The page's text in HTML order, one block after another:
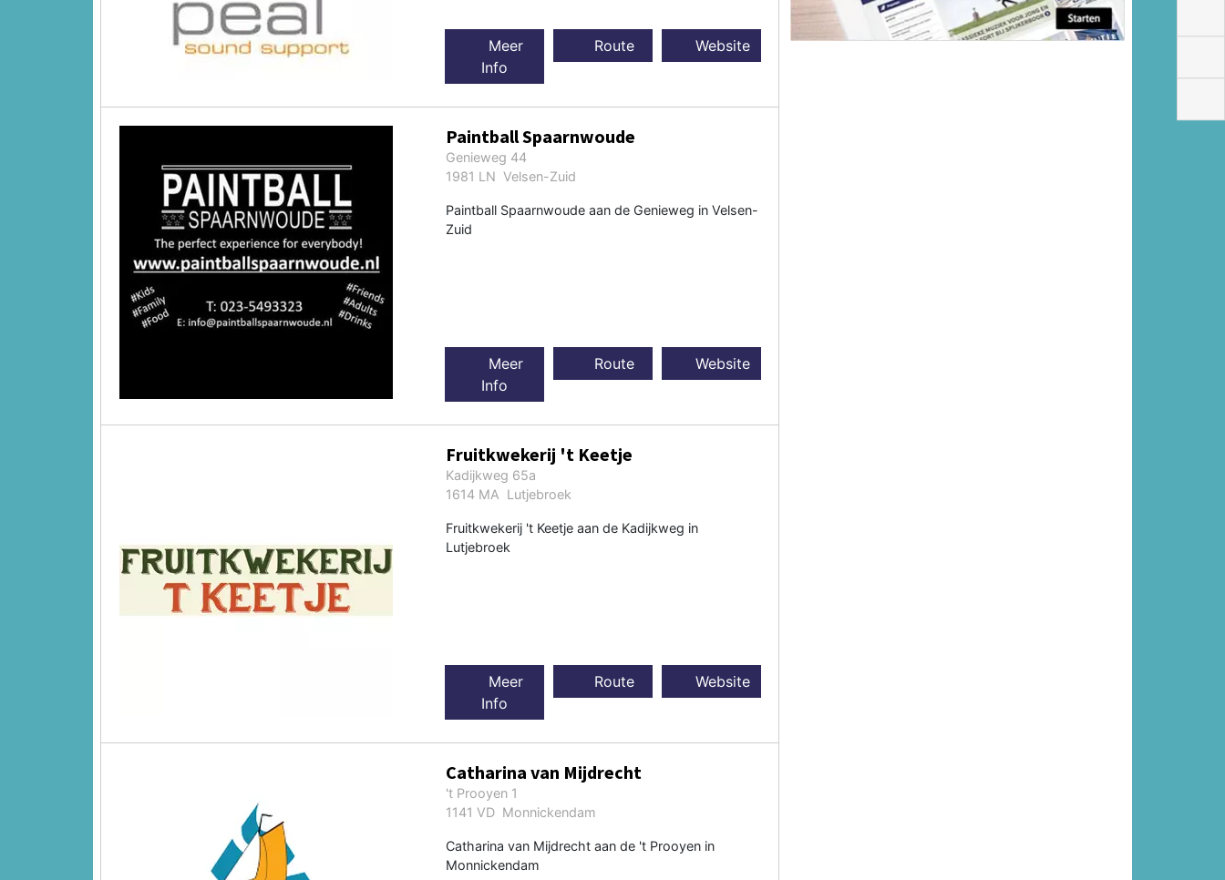
Meer
Info
Route Website
Paintball Spaarnwoude
Genieweg 44
1981 LN Velsen-Zuid
Paintball Spaarnwoude aan de Genieweg in Velsen-
Zuid
Meer
Info
Route Website
Fruitkwekerij 't Keetje
Kadijkweg 65a
1614 MA Lutjebroek
Fruitkwekerij 't Keetje aan de Kadijkweg in
Lutjebroek
Meer
Info
Route Website
Catharina van Mijdrecht
't Prooyen 1
1141 VD Monnickendam
Catharina van Mijdrecht aan de 't Prooyen in
Monnickendam